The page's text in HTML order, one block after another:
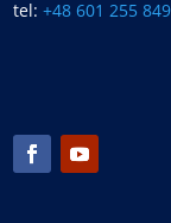
tel:+48 601 255 849